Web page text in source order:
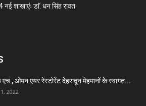
शाखाएंः डाॅ. धन सिंह रावत
, ओपन एयर रेस्टोरेंट देहरादून मेहमानों के स्वागत...
2022